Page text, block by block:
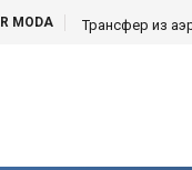
MODA Kafes Sandık ve